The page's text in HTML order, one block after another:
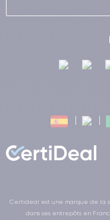
Certideal est une marque de la
dans ses entrepôts en